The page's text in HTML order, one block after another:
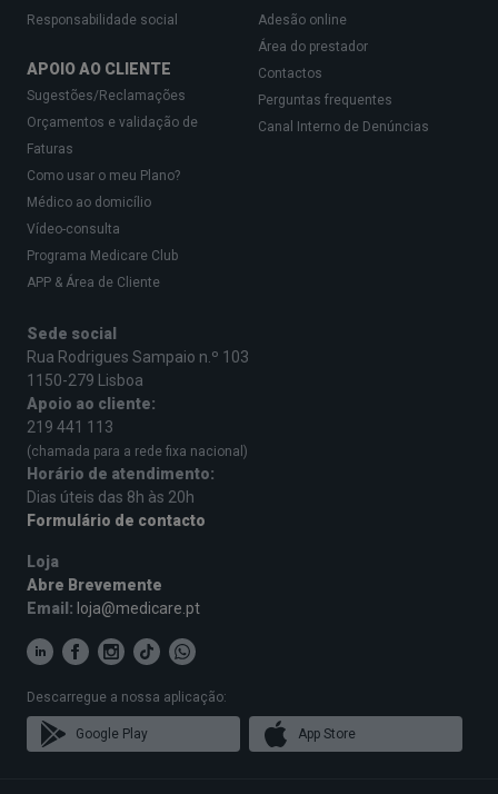
Responsabilidade social
APOIO AO CLIENTE
Sugestões/Reclamações
Orçamentos e validação de
Faturas
Como usar o meu Plano?
Médico ao domicílio
Vídeo-consulta
Programa Medicare Club
APP & Área de Cliente
Adesão online
Área do prestador
Contactos
Perguntas frequentes
Canal Interno de Denúncias
Sede social
Rua Rodrigues Sampaio n.º 103
1150-279 Lisboa
Apoio ao cliente:
219 441 113
(chamada para a rede fixa nacional)
Horário de atendimento:
Dias úteis das 8h às 20h
Formulário de contacto
Loja
Abre Brevemente
Email: loja@medicare.pt
Descarregue a nossa aplicação:
Google Play App Store